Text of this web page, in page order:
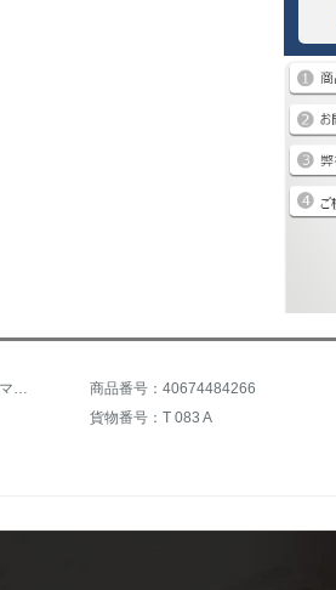
商品番号：40674484266
貨物番号：T 083 A